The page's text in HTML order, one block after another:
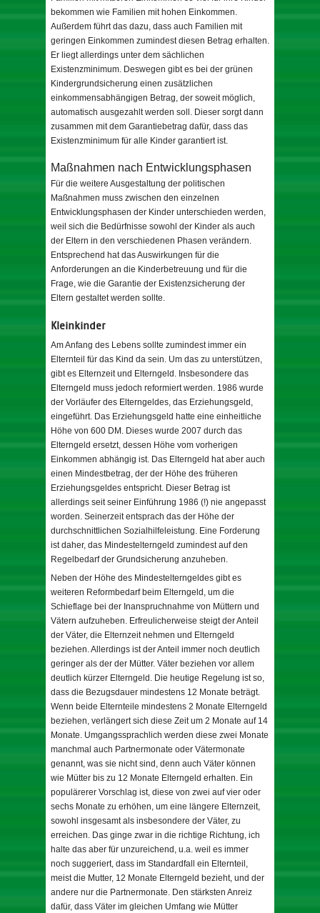
bekommen wie Familien mit hohen Einkommen.
Außerdem führt das dazu, dass auch Familien mit
geringen Einkommen zumindest diesen Betrag erhalten.
Er liegt allerdings unter dem sächlichen
Existenzminimum. Deswegen gibt es bei der grünen
Kindergrundsicherung einen zusätzlichen
einkommensabhängigen Betrag, der soweit möglich,
automatisch ausgezahlt werden soll. Dieser sorgt dann
zusammen mit dem Garantiebetrag dafür, dass das
Existenzminimum für alle Kinder garantiert ist.
Maßnahmen nach Entwicklungsphasen
Für die weitere Ausgestaltung der politischen
Maßnahmen muss zwischen den einzelnen
Entwicklungsphasen der Kinder unterschieden werden,
weil sich die Bedürfnisse sowohl der Kinder als auch
der Eltern in den verschiedenen Phasen verändern.
Entsprechend hat das Auswirkungen für die
Anforderungen an die Kinderbetreuung und für die
Frage, wie die Garantie der Existenzsicherung der
Eltern gestaltet werden sollte.
Kleinkinder
Am Anfang des Lebens sollte zumindest immer ein
Elternteil für das Kind da sein. Um das zu unterstützen,
gibt es Elternzeit und Elterngeld. Insbesondere das
Elterngeld muss jedoch reformiert werden. 1986 wurde
der Vorläufer des Elterngeldes, das Erziehungsgeld,
eingeführt. Das Erziehungsgeld hatte eine einheitliche
Höhe von 600 DM. Dieses wurde 2007 durch das
Elterngeld ersetzt, dessen Höhe vom vorherigen
Einkommen abhängig ist. Das Elterngeld hat aber auch
einen Mindestbetrag, der der Höhe des früheren
Erziehungsgeldes entspricht. Dieser Betrag ist
allerdings seit seiner Einführung 1986 (!) nie angepasst
worden. Seinerzeit entsprach das der Höhe der
durchschnittlichen Sozialhilfeleistung. Eine Forderung
ist daher, das Mindestelterngeld zumindest auf den
Regelbedarf der Grundsicherung anzuheben.
Neben der Höhe des Mindestelterngeldes gibt es
weiteren Reformbedarf beim Elterngeld, um die
Schieflage bei der Inanspruchnahme von Müttern und
Vätern aufzuheben. Erfreulicherweise steigt der Anteil
der Väter, die Elternzeit nehmen und Elterngeld
beziehen. Allerdings ist der Anteil immer noch deutlich
geringer als der der Mütter. Väter beziehen vor allem
deutlich kürzer Elterngeld. Die heutige Regelung ist so,
dass die Bezugsdauer mindestens 12 Monate beträgt.
Wenn beide Elternteile mindestens 2 Monate Elterngeld
beziehen, verlängert sich diese Zeit um 2 Monate auf 14
Monate. Umgangssprachlich werden diese zwei Monate
manchmal auch Partnermonate oder Vätermonate
genannt, was sie nicht sind, denn auch Väter können
wie Mütter bis zu 12 Monate Elterngeld erhalten. Ein
populärerer Vorschlag ist, diese von zwei auf vier oder
sechs Monate zu erhöhen, um eine längere Elternzeit,
sowohl insgesamt als insbesondere der Väter, zu
erreichen. Das ginge zwar in die richtige Richtung, ich
halte das aber für unzureichend, u.a. weil es immer
noch suggeriert, dass im Standardfall ein Elternteil,
meist die Mutter, 12 Monate Elterngeld bezieht, und der
andere nur die Partnermonate. Den stärksten Anreiz
dafür, dass Väter im gleichen Umfang wie Mütter